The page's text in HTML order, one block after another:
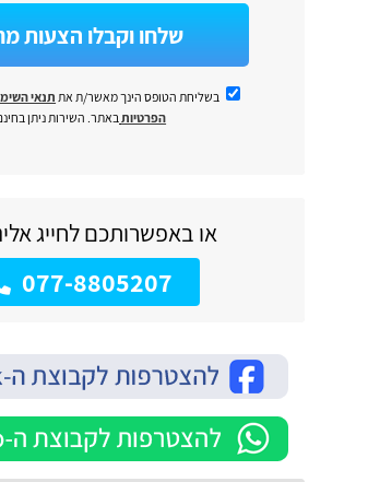
שלחו וקבלו הצעות
בשליחת הטופס הינך מאשר/ת את תנאי
הפרטיותבאתר. השירות ניתן
או באפשרותכם לחייג
077-8805207